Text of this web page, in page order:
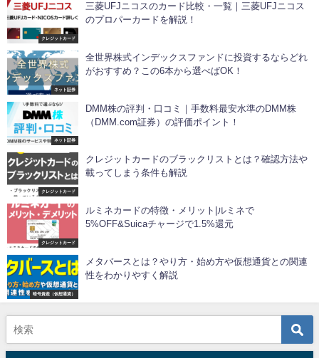
クレジットカード
三菱UFJニコスのカード比較・一覧｜三菱UFJニコス
のプロパーカードを解説！
ネット証券
全世界株式インデックスファンドに投資するならどれ
がおすすめ？この6本から選べばOK！
ネット証券
DMM株の評判・口コミ｜手数料最安水準のDMM株
（DMM.com証券）の評価ポイント！
クレジットカード
クレジットカードのブラックリストとは？確認方法や
載ってしまう条件も解説
クレジットカード
ルミネカードの特徴・メリット|ルミネで
5%OFF&Suicaチャージで1.5%還元
暗号資産（仮想通貨）
メタバースとは？やり方・始め方や仮想通貨との関連
性をわかりやすく解説